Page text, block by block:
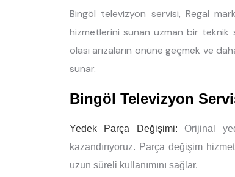
Bingöl televizyon servisi, Regal
hizmetlerini sunan uzman bir teknik
olası arızaların önüne geçmek ve
sunar.
Bingöl Televizyon
Yedek Parça Değişimi: Orijinal
kazandırıyoruz. Parça değişim
uzun süreli kullanımını sağlar.